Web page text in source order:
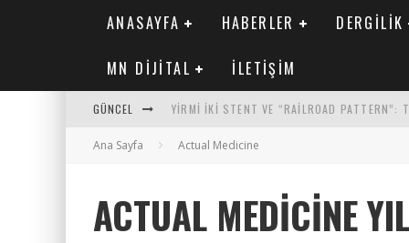
ANASAYFA HABERLER DERGILIK
MN DIJITAL İLETIŞIM
GÜNCEL YIRMI İKI STENT VE “RAILROAD PATTERN”:
SAFEN VEN GREFT HASTALIĞI ILE İLIŞKILI
MN KARDIYOLOJI YIL 33 SAYI 2 2026
Ana Sayfa Actual Medicine
ACTUAL MEDICINE